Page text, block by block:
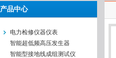
产品中心
电力检修仪器仪表
智能超低频高压发生器
智能型接地线成组测试仪